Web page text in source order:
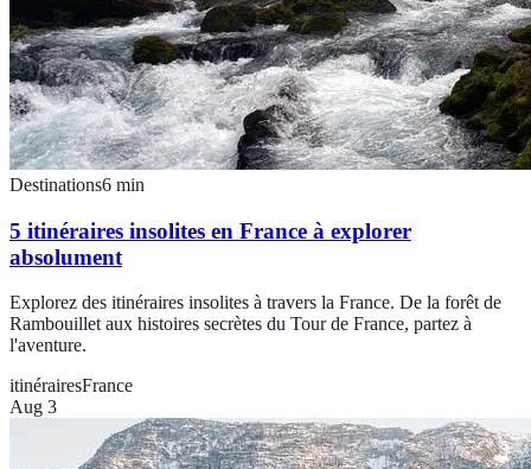
Destinations6 min
5 itinéraires insolites en France à explorer
absolument
Explorez des itinéraires insolites à travers la France. De la forêt de
Rambouillet aux histoires secrètes du Tour de France, partez à
l'aventure.
itinérairesFrance
Aug 3